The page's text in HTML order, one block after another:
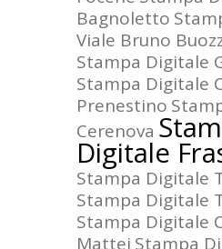
Bagnoletto
Viale Bruno
Stampa Digitale
Stampa Digitale
Prenestino
Cerenova
Digitale
Stampa Digitale
Stampa Digitale
Stampa Digitale
Mattei Stampa